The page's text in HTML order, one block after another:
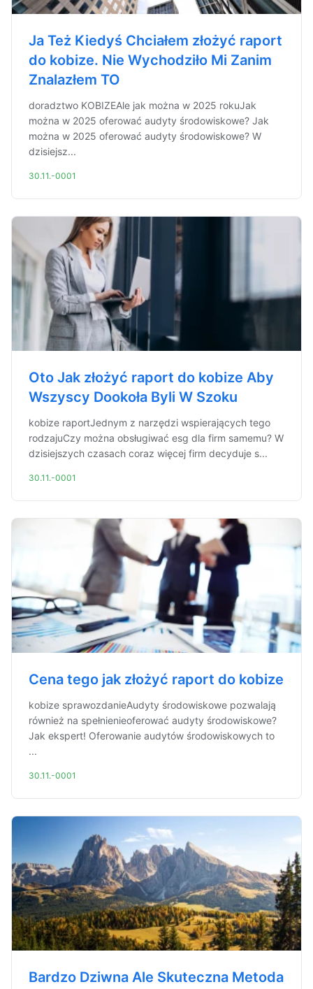
Ja Też Kiedyś Chciałem złożyć raport
do kobize. Nie Wychodziło Mi Zanim
Znalazłem TO
doradztwo KOBIZEAle jak można w 2025 rokuJak
można w 2025 oferować audyty środowiskowe? Jak
można w 2025 oferować audyty środowiskowe? W
dzisiejsz...
30.11.-0001
Oto Jak złożyć raport do kobize Aby
Wszyscy Dookoła Byli W Szoku
kobize raportJednym z narzędzi wspierających tego
rodzajuCzy można obsługiwać esg dla firm samemu? W
dzisiejszych czasach coraz więcej firm decyduje s...
30.11.-0001
Cena tego jak złożyć raport do kobize
kobize sprawozdanieAudyty środowiskowe pozwalają
również na spełnienieoferować audyty środowiskowe?
Jak ekspert! Oferowanie audytów środowiskowych to
...
30.11.-0001
Bardzo Dziwna Ale Skuteczna Metoda